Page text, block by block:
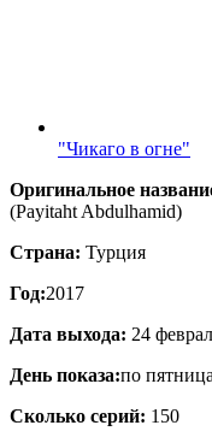
"Чикаго в огне"
Оригинальное
(Payitaht Abdulhamid)
Страна: Турция
Год:2017
Дата выхода: 24
День показа:по
Сколько серий: 150